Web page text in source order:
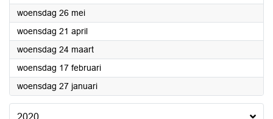
woensdag 26 mei2021
woensdag 21 april2021
woensdag 24 maart2021
woensdag 17 februari2021
woensdag 27 januari2021
2020